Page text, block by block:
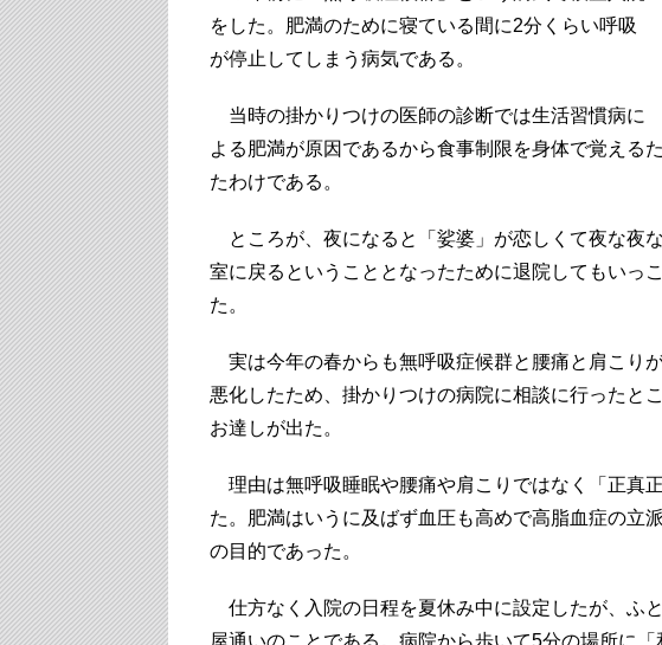
をした。肥満のために寝ている間に2分くらい呼吸
が停止してしまう病気である。
当時の掛かりつけの医師の診断では生活習慣病に
よる肥満が原因であるから食事制限を身体で覚える
たわけである。
ところが、夜になると「娑婆」が恋しくて夜な夜
室に戻るということとなったために退院してもいっ
た。
実は今年の春からも無呼吸症候群と腰痛と肩こり
悪化したため、掛かりつけの病院に相談に行ったと
お達しが出た。
理由は無呼吸睡眠や腰痛や肩こりではなく「正真
た。肥満はいうに及ばず血圧も高めで高脂血症の立
の目的であった。
仕方なく入院の日程を夏休み中に設定したが、ふ
屋通いのことである。病院から歩いて5分の場所に